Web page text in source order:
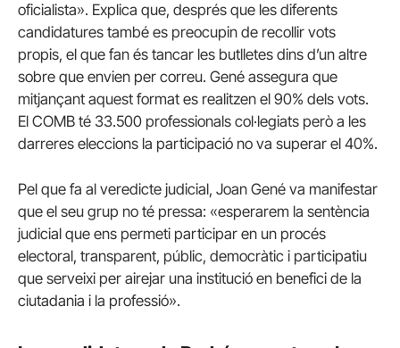
oficialista». Explica que, després que les diferents
candidatures també es preocupin de recollir vots
propis, el que fan és tancar les butlletes dins d’un altre
sobre que envien per correu. Gené assegura que
mitjançant aquest format es realitzen el 90% dels vots.
El COMB té 33.500 professionals col·legiats però a les
darreres eleccions la participació no va superar el 40%.
Pel que fa al veredicte judicial, Joan Gené va manifestar
que el seu grup no té pressa: «esperarem la sentència
judicial que ens permeti participar en un procés
electoral, transparent, públic, democràtic i participatiu
que serveixi per airejar una institució en benefici de la
ciutadania i la professió».